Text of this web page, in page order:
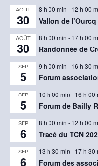
AOÛT
30
8 h 00 min - 12 h 00
Vallon de l’Ourcq
AOÛT
30
8 h 00 min - 17 h 00
Randonnée de
SEP
5
9 h 00 min - 16 h 30
Forum
SEP
5
10 h 00 min - 16 h 00
Forum de Bailly
SEP
6
8 h 00 min - 12 h 00
Tracé du TCN
SEP
6
13 h 30 min - 17 h 30
Forum des